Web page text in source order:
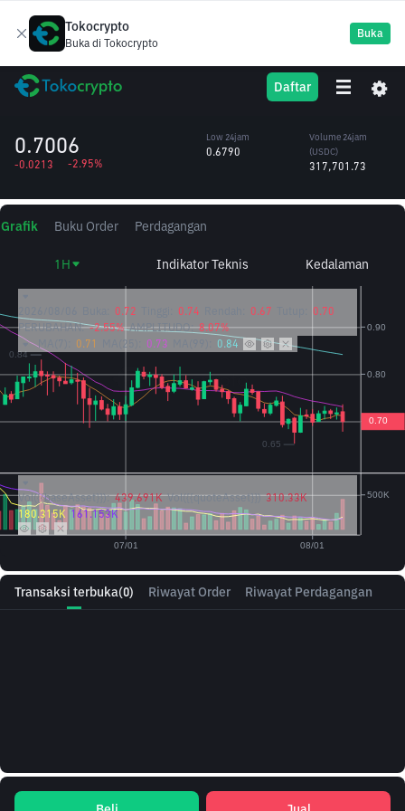
Tokocrypto
Buka di Tokocrypto
Buka
Daftar
FIL Filecoin
0.7006
-0.0213 -2.95%
Low 24jam
0.6790
Volume 24jam
(FIL)
Volume 24jam
(USDC)
317,701.73
Transaksi terbuka(0) Riwayat Order Riwayat Perdagangan
Grafik Buku Order Perdagangan
1H Indikator Teknis Kedalaman
0.72 0.74 0.67
0.70
PERUBAHAN: -2.55% AMPLITUDO: 8.07%
MA(7):
0.71 MA(25): 0.73 0.84
Vol({{baseAsset}}): 439.691K Vol({{quoteAsset}}) 310.33K
180.315K 161.153K